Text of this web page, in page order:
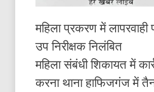
महिला प्रकरण में लापरवाही
उप निरीक्षक निलंबित
महिला संबंधी शिकायत में
करना थाना हाफिजगंज में